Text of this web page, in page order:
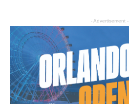
- Advertisement -